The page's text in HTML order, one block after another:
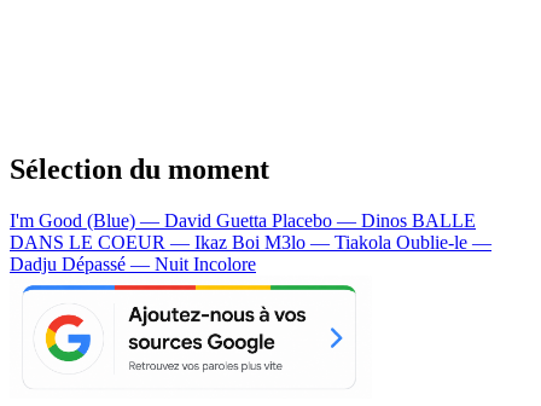
Sélection du moment
I'm Good (Blue) — David Guetta Placebo — Dinos BALLE
DANS LE COEUR — Ikaz Boi M3lo — Tiakola Oublie-le —
Dadju Dépassé — Nuit Incolore